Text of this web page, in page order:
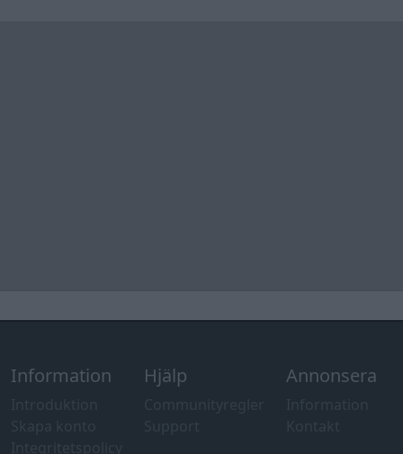
Information Hjälp Annonsera